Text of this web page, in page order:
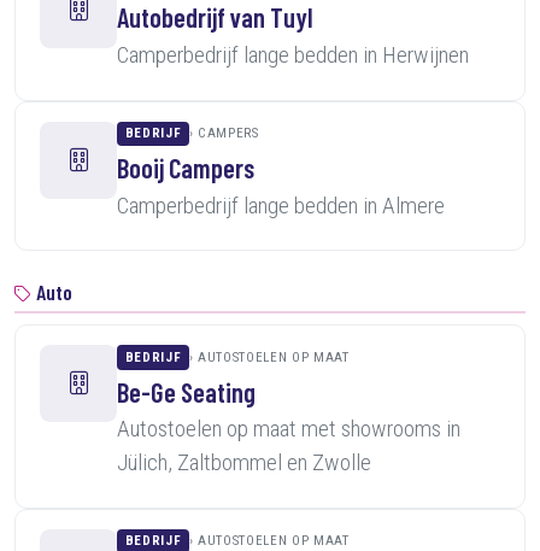
Autobedrijf van Tuyl
Camperbedrijf lange bedden in Herwijnen
BEDRIJF CAMPERS
Booij Campers
Camperbedrijf lange bedden in Almere
Auto
BEDRIJF AUTOSTOELEN OP MAAT
Be-Ge Seating
Autostoelen op maat met showrooms in
Jülich, Zaltbommel en Zwolle
BEDRIJF AUTOSTOELEN OP MAAT